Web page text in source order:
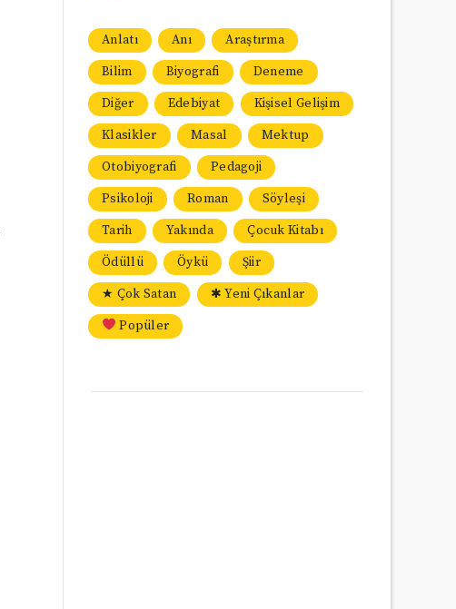
Anlatı Anı
Araştırma
Bilim
Biyografi
Deneme
Diğer
Edebiyat
Kişisel Gelişim
Klasikler
Masal
Mektup
Otobiyografi
Pedagoji
Psikoloji
Roman
Söyleşi
Tarih
Yakında
Çocuk Kitabı
Ödüllü
Öykü
Şiir
★ Çok Satan
✱ Yeni Çıkanlar
Popüler